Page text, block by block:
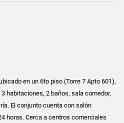
en un 6to piso (Torre 7 Apto 601),
habitaciones, 2 baños, sala comedor,
El conjunto cuenta con salón
horas. Cerca a centros comerciales